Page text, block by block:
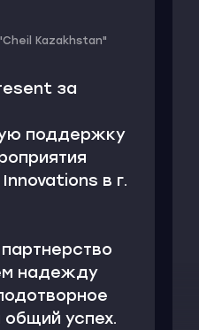
Kazakhstan"
за
поддержку
в г.
надежду
общий успех.